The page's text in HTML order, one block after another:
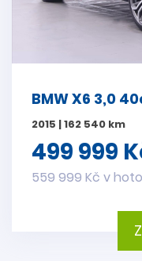
BMW X6 3,0
2015 | 162 540 km
499 999
559 999 Kč v